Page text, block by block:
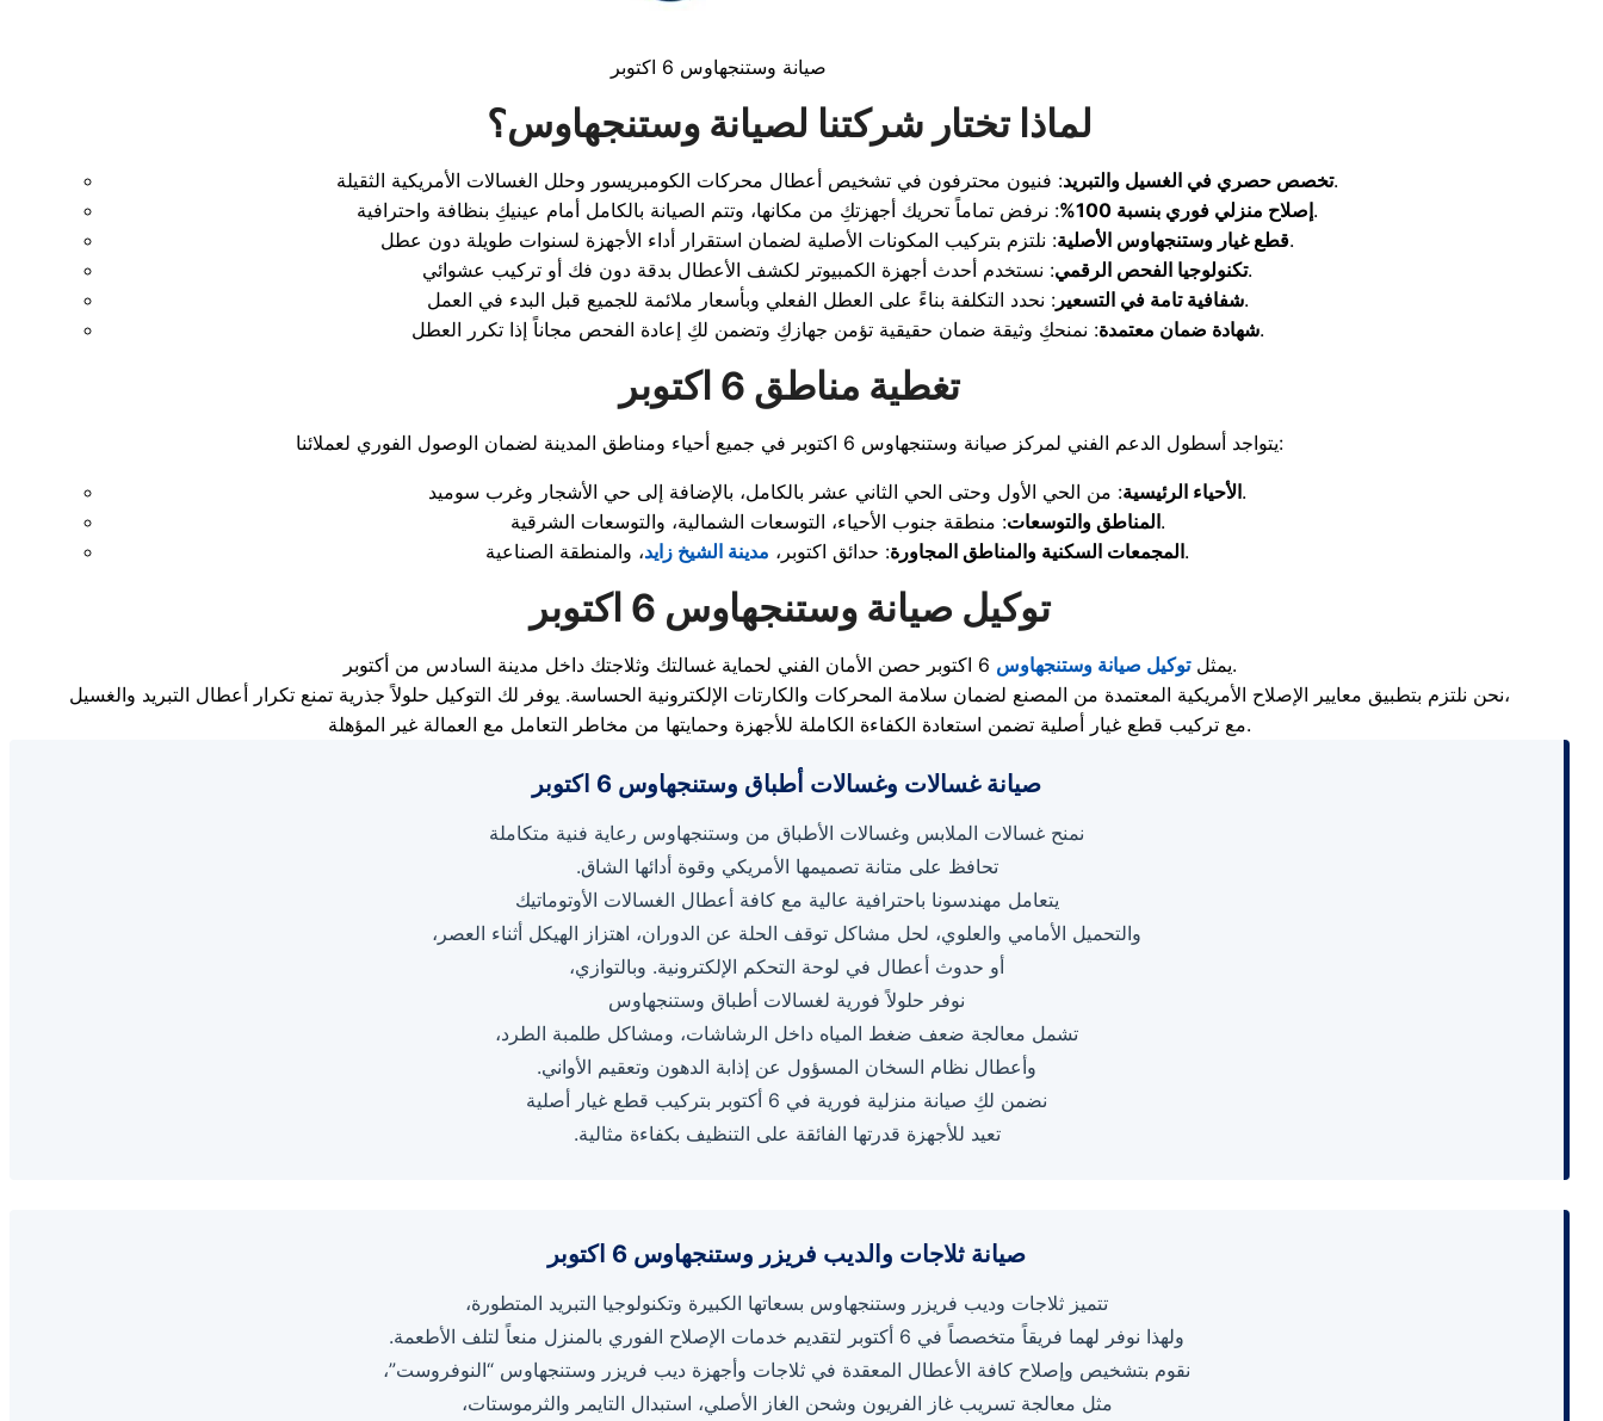
صيانة وستنجهاوس 6 اكتوبر
لماذا تختار شركتنا لصيانة وستنجهاوس؟
تخصص حصري في الغسيل والتبريد: فنيون محترفون في تشخيص أعطال محركات الكومبريسور وحلل الغسالات الأمريكية الثقيلة.
إصلاح منزلي فوري بنسبة 100%: نرفض تماماً تحريك أجهزتكِ من مكانها، وتتم الصيانة بالكامل أمام عينيكِ بنظافة واحترافية.
قطع غيار وستنجهاوس الأصلية: نلتزم بتركيب المكونات الأصلية لضمان استقرار أداء الأجهزة لسنوات طويلة دون عطل.
تكنولوجيا الفحص الرقمي: نستخدم أحدث أجهزة الكمبيوتر لكشف الأعطال بدقة دون فك أو تركيب عشوائي.
شفافية تامة في التسعير: نحدد التكلفة بناءً على العطل الفعلي وبأسعار ملائمة للجميع قبل البدء في العمل.
شهادة ضمان معتمدة: نمنحكِ وثيقة ضمان حقيقية تؤمن جهازكِ وتضمن لكِ إعادة الفحص مجاناً إذا تكرر العطل.
تغطية مناطق 6 اكتوبر
يتواجد أسطول الدعم الفني لمركز صيانة وستنجهاوس 6 اكتوبر في جميع أحياء ومناطق المدينة لضمان الوصول الفوري لعملائنا:
الأحياء الرئيسية: من الحي الأول وحتى الحي الثاني عشر بالكامل، بالإضافة إلى حي الأشجار وغرب سوميد.
المناطق والتوسعات: منطقة جنوب الأحياء، التوسعات الشمالية، والتوسعات الشرقية.
المجمعات السكنية والمناطق المجاورة: حدائق اكتوبر، مدينة الشيخ زايد ، والمنطقة الصناعية.
توكيل صيانة وستنجهاوس 6 اكتوبر
يمثلتوكيل صيانة وستنجهاوس
6 اكتوبر حصن الأمان الفني لحماية غسالتك وثلاجتك داخل مدينة السادس من أكتوبر.
نحن نلتزم بتطبيق معايير الإصلاح الأمريكية المعتمدة من المصنع لضمان سلامة المحركات والكارتات الإلكترونية الحساسة. يوفر لك التوكيل حلولاً جذرية تمنع تكرار أعطال التبريد والغسيل،
مع تركيب قطع غيار أصلية تضمن استعادة الكفاءة الكاملة للأجهزة وحمايتها من مخاطر التعامل مع العمالة غير المؤهلة.
صيانة غسالات وغسالات أطباق وستنجهاوس 6 اكتوبر
نمنح غسالات الملابس وغسالات الأطباق من وستنجهاوس رعاية فنية متكاملة
تحافظ على متانة تصميمها الأمريكي وقوة أدائها الشاق.
يتعامل مهندسونا باحترافية عالية مع كافة أعطال الغسالات الأوتوماتيك
والتحميل الأمامي والعلوي، لحل مشاكل توقف الحلة عن الدوران، اهتزاز الهيكل أثناء العصر،
أو حدوث أعطال في لوحة التحكم الإلكترونية. وبالتوازي،
نوفر حلولاً فورية لغسالات أطباق وستنجهاوس
تشمل معالجة ضعف ضغط المياه داخل الرشاشات، ومشاكل طلمبة الطرد،
وأعطال نظام السخان المسؤول عن إذابة الدهون وتعقيم الأواني.
نضمن لكِ صيانة منزلية فورية في 6 أكتوبر بتركيب قطع غيار أصلية
تعيد للأجهزة قدرتها الفائقة على التنظيف بكفاءة مثالية.
صيانة ثلاجات والديب فريزر وستنجهاوس 6 اكتوبر
تتميز ثلاجات وديب فريزر وستنجهاوس بسعاتها الكبيرة وتكنولوجيا التبريد المتطورة،
ولهذا نوفر لهما فريقاً متخصصاً في 6 أكتوبر لتقديم خدمات الإصلاح الفوري بالمنزل منعاً لتلف الأطعمة.
نقوم بتشخيص وإصلاح كافة الأعطال المعقدة في ثلاجات وأجهزة ديب فريزر وستنجهاوس “النوفروست”،
مثل معالجة تسريب غاز الفريون وشحن الغاز الأصلي، استبدال التايمر والثرموستات،